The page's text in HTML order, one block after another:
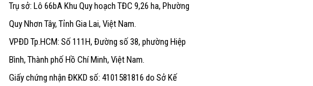
Trụ sở: Lô 66bA Khu Quy hoạch TĐC 9,26 ha, Phường
Quy Nhơn Tây, Tỉnh Gia Lai, Việt Nam.
VPĐD Tp.HCM: Số 111H, Đường số 38, phường Hiệp
Bình, Thành phố Hồ Chí Minh, Việt Nam.
Giấy chứng nhận ĐKKD số: 4101581816 do Sở Kế